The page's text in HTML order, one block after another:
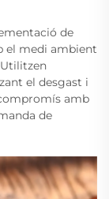
de
el medi ambient
el desgast i
amb
de